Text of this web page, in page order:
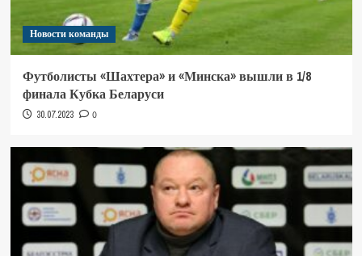
Новости команды
Футболисты «Шахтера» и «Минска» вышли в 1/8
финала Кубка Беларуси
30.07.2023 0